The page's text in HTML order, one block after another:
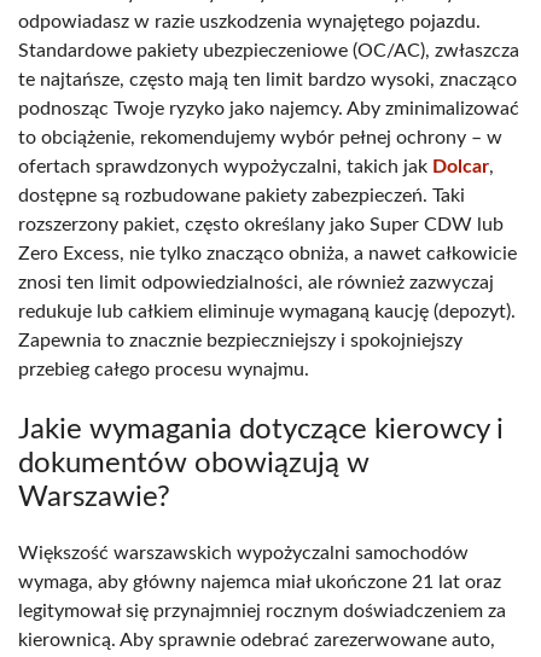
odpowiadasz w razie uszkodzenia wynajętego pojazdu.
Standardowe pakiety ubezpieczeniowe (OC/AC), zwłaszcza
te najtańsze, często mają ten limit bardzo wysoki, znacząco
podnosząc Twoje ryzyko jako najemcy. Aby zminimalizować
to obciążenie, rekomendujemy wybór pełnej ochrony – w
ofertach sprawdzonych wypożyczalni, takich jak Dolcar,
dostępne są rozbudowane pakiety zabezpieczeń. Taki
rozszerzony pakiet, często określany jako Super CDW lub
Zero Excess, nie tylko znacząco obniża, a nawet całkowicie
znosi ten limit odpowiedzialności, ale również zazwyczaj
redukuje lub całkiem eliminuje wymaganą kaucję (depozyt).
Zapewnia to znacznie bezpieczniejszy i spokojniejszy
przebieg całego procesu wynajmu.
Jakie wymagania dotyczące kierowcy i
dokumentów obowiązują w
Warszawie?
Większość warszawskich wypożyczalni samochodów
wymaga, aby główny najemca miał ukończone 21 lat oraz
legitymował się przynajmniej rocznym doświadczeniem za
kierownicą. Aby sprawnie odebrać zarezerwowane auto,